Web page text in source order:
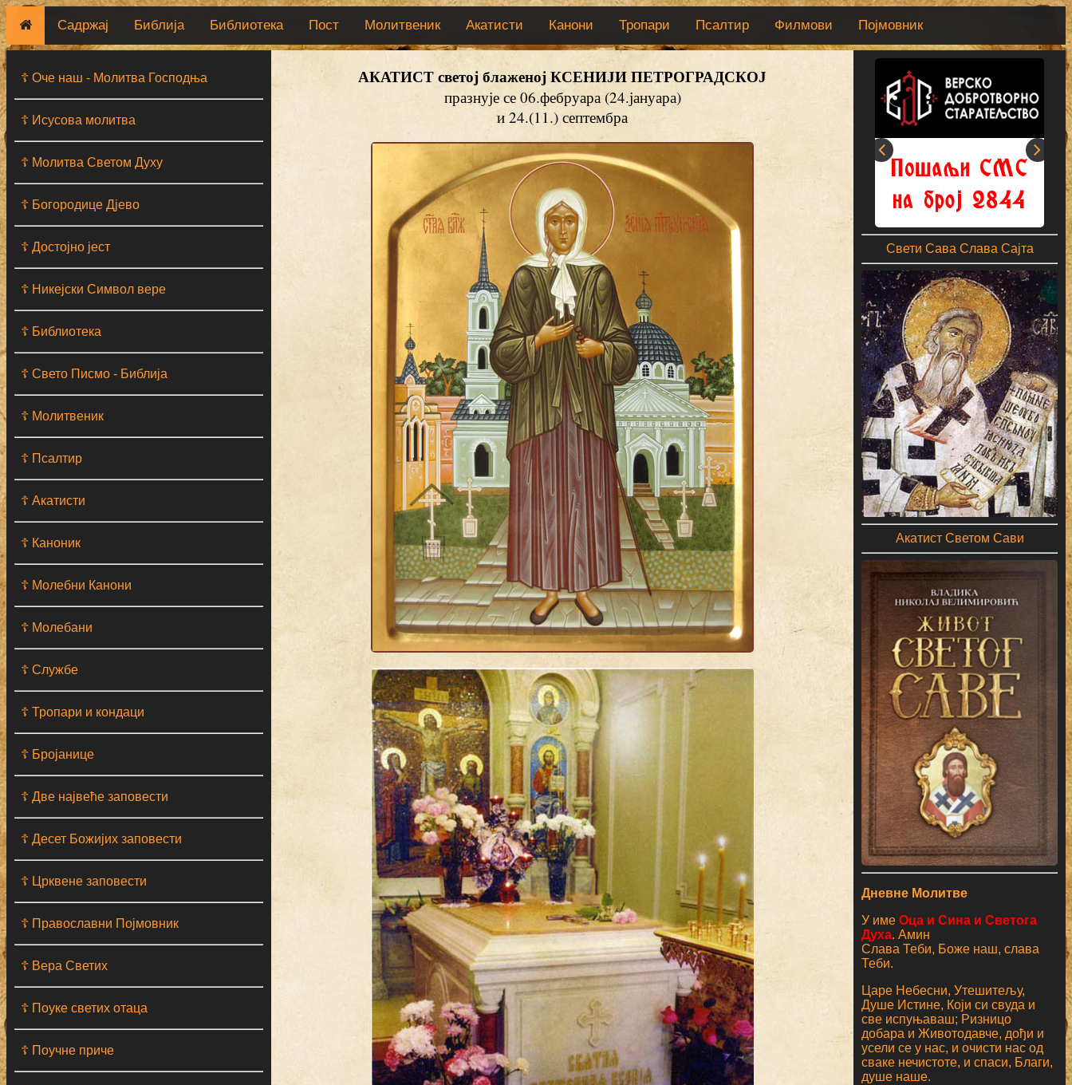
Садржај Библија Библиотека Пост Молитвеник Акатисти Канони Тропари Псалтир Филмови Појмовник
☦ Оче наш - Moлитва Господња
☦ Исусова молитва
☦ Молитва Светом Духу
☦ Богородице Дјево
☦ Достојно јест
☦ Никејски Символ вере
☦ Библиотека
☦ Свето Писмо - Библија
☦ Молитвеник
☦ Псалтир
☦ Акатисти
☦ Каноник
☦ Молебни Канони
☦ Молебани
☦ Службе
☦ Тропари и кондаци
☦ Бројанице
☦ Две највеће заповести
☦ Десет Божијих заповести
☦ Црквене заповести
☦ Православни Појмовник
☦ Вера Светих
☦ Поуке светих отаца
☦ Поучне приче
АКАТИСТ светој блаженој КСЕНИЈИ ПЕТРОГРАДСКОЈ
празнује се 06.фебруара (24.јануара)
и 24.(11.) септембра
Свети Сава Слава Сајта
Акатист Светом Сави
Дневне Молитве
У имеОца и Сина и Светога
Духа. Амин
Слава Теби, Боже наш, слава
Теби.
Царе Небесни, Утешитељу,
Душе Истине, Који си свуда и
све испуњаваш; Ризницо
добара и Животодавче, дођи и
усели се у нас, и очисти нас од
сваке нечистоте, и спаси, Благи,
душе наше.